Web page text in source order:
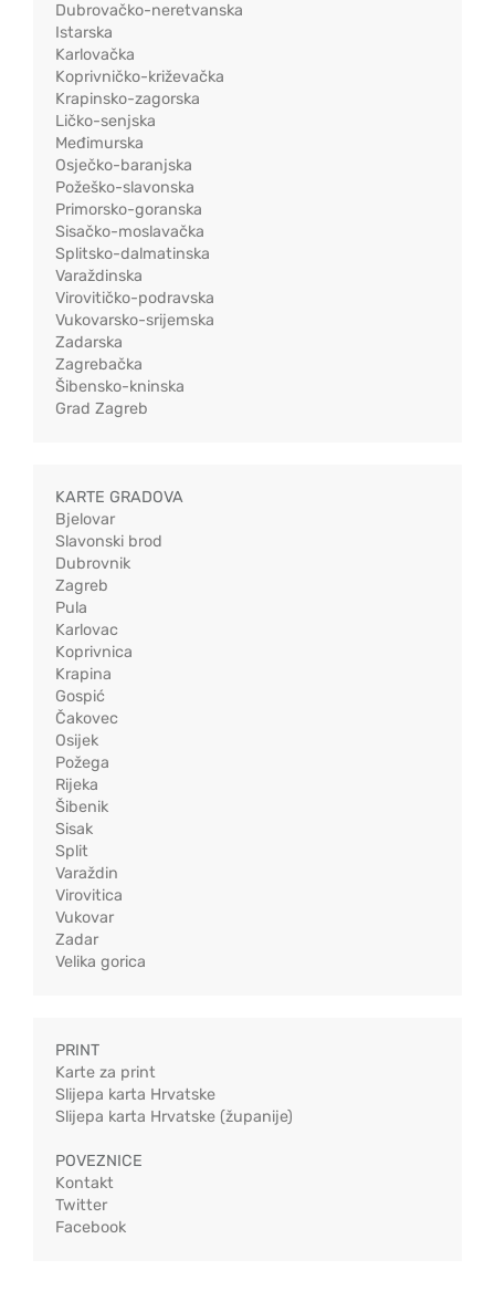
Dubrovačko-neretvanska
Istarska
Karlovačka
Koprivničko-križevačka
Krapinsko-zagorska
Ličko-senjska
Međimurska
Osječko-baranjska
Požeško-slavonska
Primorsko-goranska
Sisačko-moslavačka
Splitsko-dalmatinska
Varaždinska
Virovitičko-podravska
Vukovarsko-srijemska
Zadarska
Zagrebačka
Šibensko-kninska
Grad Zagreb
KARTE GRADOVA
Bjelovar
Slavonski brod
Dubrovnik
Zagreb
Pula
Karlovac
Koprivnica
Krapina
Gospić
Čakovec
Osijek
Požega
Rijeka
Šibenik
Sisak
Split
Varaždin
Virovitica
Vukovar
Zadar
Velika gorica
PRINT
Karte za print
Slijepa karta Hrvatske
Slijepa karta Hrvatske (županije)
POVEZNICE
Kontakt
Twitter
Facebook